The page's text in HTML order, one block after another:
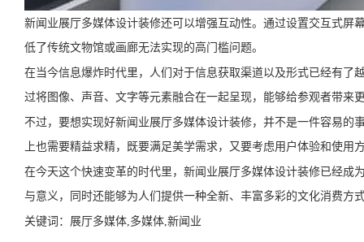
新闻业展厅多媒体设计装修还可以增强互动性。通过设置交互式
低了传统文物馆或画廊无法实现的高门槛问题。
在当今信息爆炸时代里，人们对于信息获取渠道以及形式已经有
过将图像、声音、文字等元素融合在一起呈现，能够给参观者带来
不过，要想实现好新闻业展厅多媒体设计装修，并不是一件容易
上也需要精益求精，既要满足美学需求，又要考虑用户体验和使用
在今天这个快速变革的时代里，新闻业展厅多媒体设计装修已经
与意义，同时还能够为人们提供一种全新、丰富多彩的文化消费方
关键词： 展厅多媒体,多媒体,新闻业